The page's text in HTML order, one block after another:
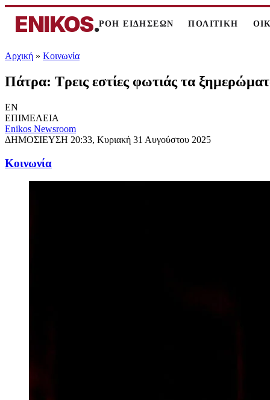
ENIKOS.ΡΟΗ ΕΙΔΗΣΕΩΝ ΠΟΛΙΤΙΚΗ
Αρχική » Κοινωνία
Πάτρα: Τρεις εστίες φωτιάς τα
EN
ΕΠΙΜΕΛΕΙΑ
Enikos Newsroom
ΔΗΜΟΣΙΕΥΣΗ 20:33, Κυριακή 31 Αυγούστου 2025
Κοινωνία